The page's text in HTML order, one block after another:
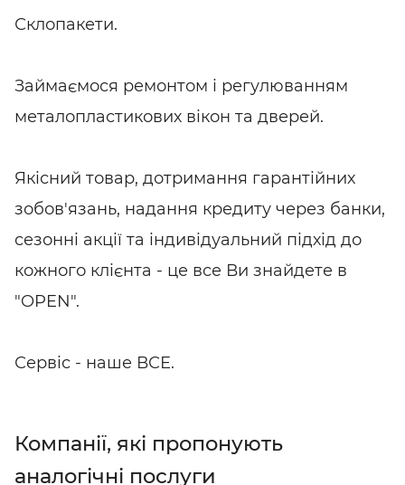
Склопакети.
Займаємося ремонтом і регулюванням
металопластикових вікон та дверей.
Якісний товар, дотримання гарантійних
зобов'язань, надання кредиту через банки,
сезонні акції та індивідуальний підхід до
кожного клієнта - це все Ви знайдете в
"OPEN".
Сервіс - наше ВСЕ.
Компанії, які пропонують
аналогічні послуги